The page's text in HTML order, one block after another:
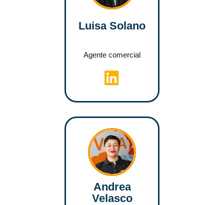
Luisa Solano
Agente comercial
Andrea
Velasco